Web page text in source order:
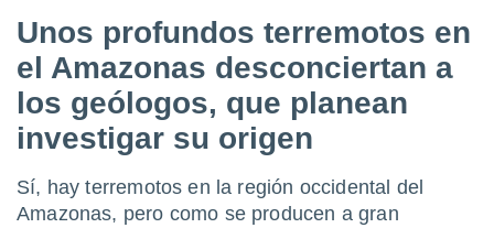
de
por
para
la
que se
calidad.
las
Unos profundos terremotos en
el Amazonas desconciertan a
los geólogos, que planean
investigar su origen
Sí, hay terremotos en la región occidental del
Amazonas, pero como se producen a gran